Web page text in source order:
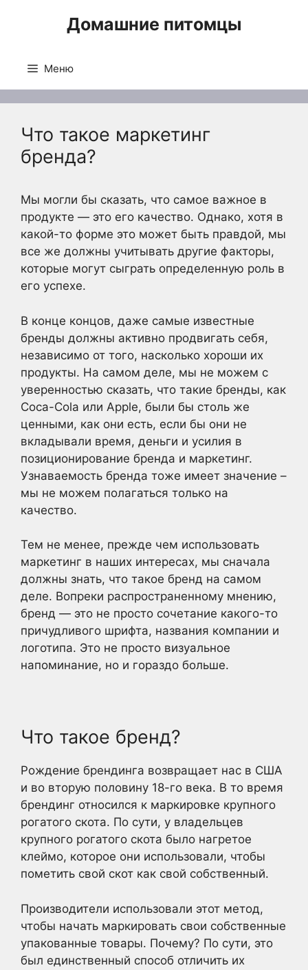
Домашние питомцы
Меню
Что такое маркетинг
бренда?
Мы могли бы сказать, что самое важное в
продукте — это его качество. Однако, хотя в
какой-то форме это может быть правдой, мы
все же должны учитывать другие факторы,
которые могут сыграть определенную роль в
его успехе.
В конце концов, даже самые известные
бренды должны активно продвигать себя,
независимо от того, насколько хороши их
продукты. На самом деле, мы не можем с
уверенностью сказать, что такие бренды, как
Coca-Cola или Apple, были бы столь же
ценными, как они есть, если бы они не
вкладывали время, деньги и усилия в
позиционирование бренда и маркетинг.
Узнаваемость бренда тоже имеет значение –
мы не можем полагаться только на
качество.
Тем не менее, прежде чем использовать
маркетинг в наших интересах, мы сначала
должны знать, что такое бренд на самом
деле. Вопреки распространенному мнению,
бренд — это не просто сочетание какого-то
причудливого шрифта, названия компании и
логотипа. Это не просто визуальное
напоминание, но и гораздо больше.
Что такое бренд?
Рождение брендинга возвращает нас в США
и во вторую половину 18-го века. В то время
брендинг относился к маркировке крупного
рогатого скота. По сути, у владельцев
крупного рогатого скота было нагретое
клеймо, которое они использовали, чтобы
пометить свой скот как свой собственный.
Производители использовали этот метод,
чтобы начать маркировать свои собственные
упакованные товары. Почему? По сути, это
был единственный способ отличить их